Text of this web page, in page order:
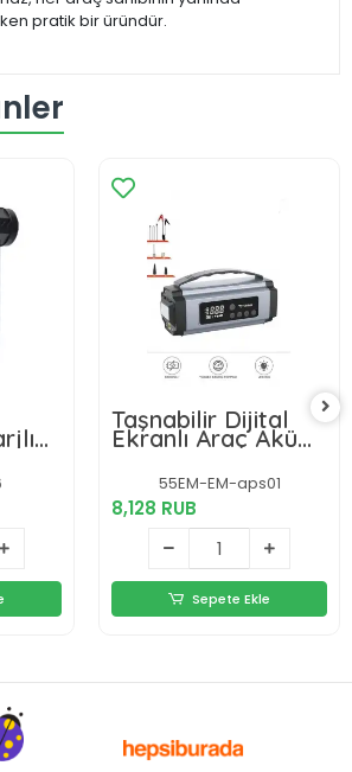
pratik bir üründür.
Taşnabilir Dijital
Ekranlı Araç Akü
Takviyeli Işıklı Oto
Marş Hava
Kompresörü
55EM-EM-aps01
8,128 RUB
Sepete Ekle